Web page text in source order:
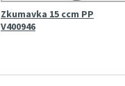
Zkumavka 15 ccm PP
V400946